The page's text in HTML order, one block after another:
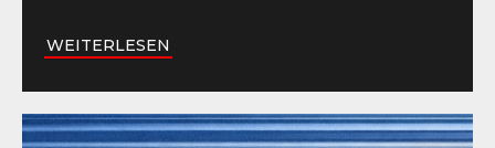
WEITERLESEN